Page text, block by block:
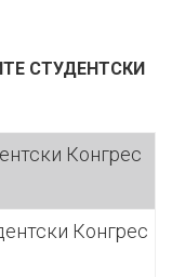
СТУДЕНТСКИ
Конгрес
Конгрес